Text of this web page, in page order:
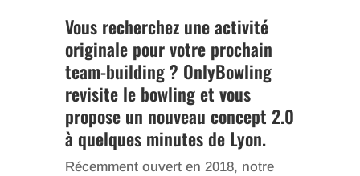
Vous recherchez une activité
originale pour votre prochain
team-building ? OnlyBowling
revisite le bowling et vous
propose un nouveau concept 2.0
à quelques minutes de Lyon.
Récemment ouvert en 2018, notre